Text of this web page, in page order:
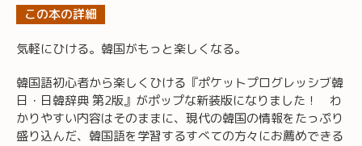
この本の詳細
気軽にひける。韓国がもっと楽しくなる。
韓国語初心者から楽しくひける『ポケットプログレッシブ韓
日・日韓辞典 第2版』がポップな新装版になりました！ わ
かりやすい内容はそのままに、現代の韓国の情報をたっぷり
盛り込んだ、韓国語を学習するすべての方々にお薦めできる